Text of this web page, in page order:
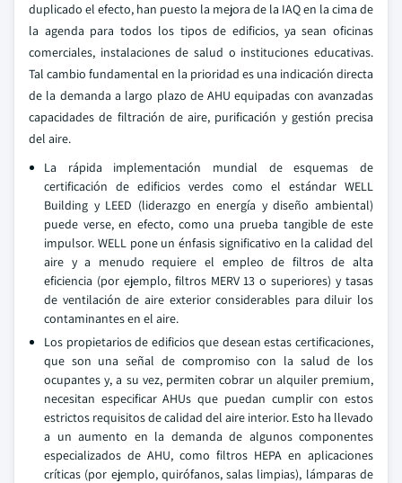
duplicado el efecto, han puesto la mejora de la IAQ en la cima de
la agenda para todos los tipos de edificios, ya sean oficinas
comerciales, instalaciones de salud o instituciones educativas.
Tal cambio fundamental en la prioridad es una indicación directa
de la demanda a largo plazo de AHU equipadas con avanzadas
capacidades de filtración de aire, purificación y gestión precisa
del aire.
La rápida implementación mundial de esquemas de
certificación de edificios verdes como el estándar WELL
Building y LEED (liderazgo en energía y diseño ambiental)
puede verse, en efecto, como una prueba tangible de este
impulsor. WELL pone un énfasis significativo en la calidad del
aire y a menudo requiere el empleo de filtros de alta
eficiencia (por ejemplo, filtros MERV 13 o superiores) y tasas
de ventilación de aire exterior considerables para diluir los
contaminantes en el aire.
Los propietarios de edificios que desean estas certificaciones,
que son una señal de compromiso con la salud de los
ocupantes y, a su vez, permiten cobrar un alquiler premium,
necesitan especificar AHUs que puedan cumplir con estos
estrictos requisitos de calidad del aire interior. Esto ha llevado
a un aumento en la demanda de algunos componentes
especializados de AHU, como filtros HEPA en aplicaciones
críticas (por ejemplo, quirófanos, salas limpias), lámparas de